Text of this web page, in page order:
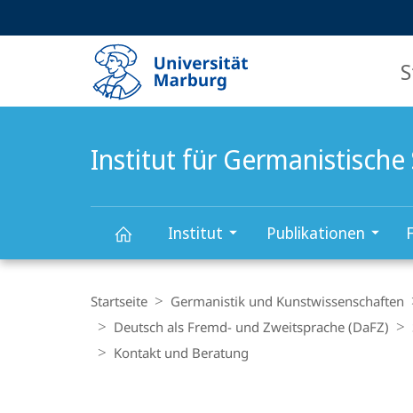
Institut für Germanistische
für
Institut Publikationen
Navigation
Startseite Germanistik und Kunstwissenschaften
Deutsch als Fremd- und Zweitsprache (DaFZ)
Kontakt und Beratung